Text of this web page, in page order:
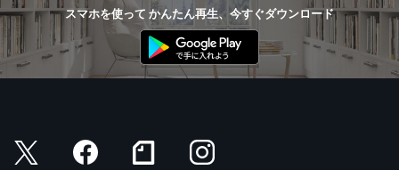
スマホを使って かんたん再生、今すぐダウンロード